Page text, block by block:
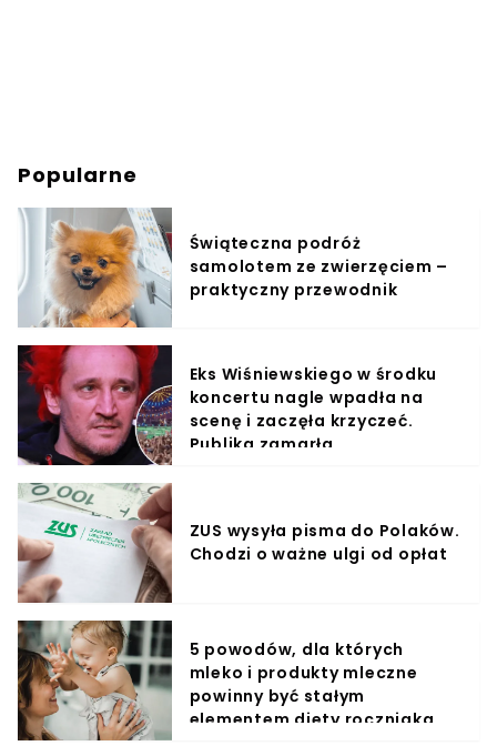
Popularne
Świąteczna podróż
samolotem ze zwierzęciem –
praktyczny przewodnik
Eks Wiśniewskiego w środku
koncertu nagle wpadła na
scenę i zaczęła krzyczeć.
Publika zamarła
ZUS wysyła pisma do Polaków.
Chodzi o ważne ulgi od opłat
5 powodów, dla których
mleko i produkty mleczne
powinny być stałym
elementem diety roczniaka